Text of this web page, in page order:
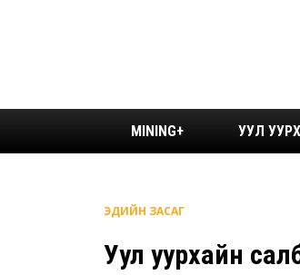
MINING+ УУЛ
ЭДИЙН ЗАСАГ
Уул уурхайн